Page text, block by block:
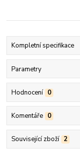
Kompletní specifikace
Parametry
Hodnocení 0
Komentáře 0
Související zboží 2